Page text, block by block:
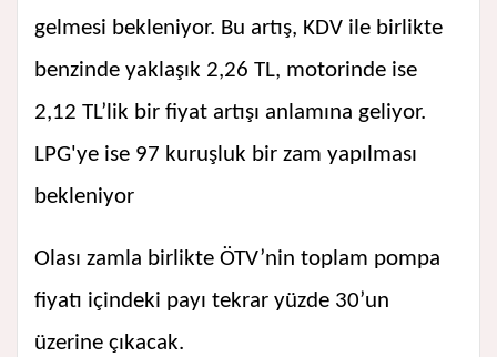
gelmesi bekleniyor. Bu artış, KDV ile birlikte
benzinde yaklaşık 2,26 TL, motorinde ise
2,12 TL’lik bir fiyat artışı anlamına geliyor.
LPG'ye ise 97 kuruşluk bir zam yapılması
bekleniyor
Olası zamla birlikte ÖTV’nin toplam pompa
fiyatı içindeki payı tekrar yüzde 30’un
üzerine çıkacak.